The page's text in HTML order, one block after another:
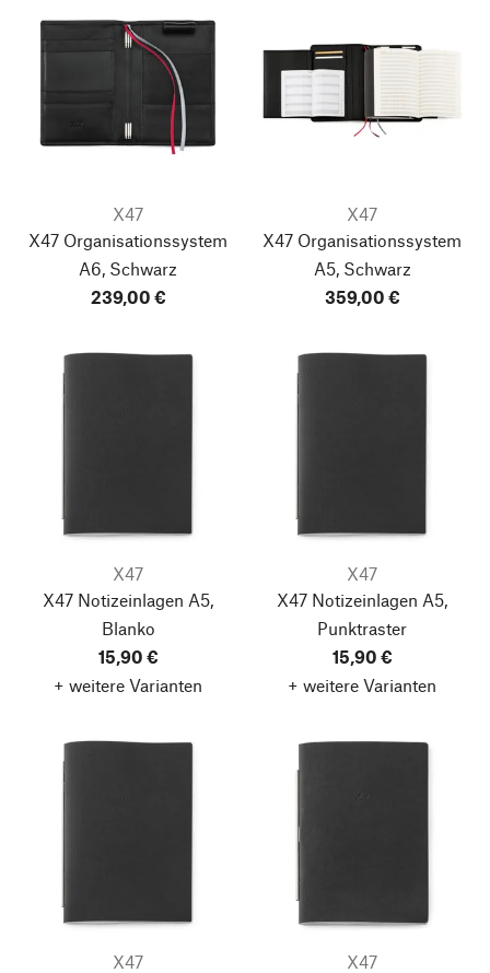
X47
X47 Organisationssystem
A6, Schwarz
239,00 €
X47
X47 Organisationssystem
A5, Schwarz
359,00 €
X47
X47 Notizeinlagen A5,
Blanko
15,90 €
+ weitere Varianten
X47
X47 Notizeinlagen A5,
Punktraster
15,90 €
+ weitere Varianten
X47
X47